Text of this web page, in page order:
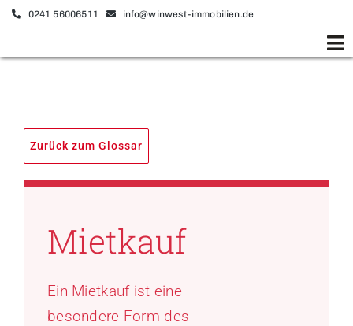
Zum
springen
0241 56006511 info@winwest-immobilien.de
Zurück zum Glossar
Mietkauf
Ein Mietkauf ist eine
besondere Form des